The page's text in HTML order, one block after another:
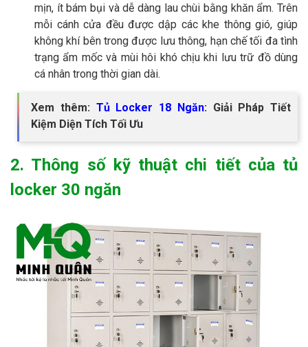
mịn, ít bám bụi và dễ dàng lau chùi bằng khăn ẩm. Trên
mỗi cánh cửa đều được dập các khe thông gió, giúp
không khí bên trong được lưu thông, hạn chế tối đa tình
trạng ẩm mốc và mùi hôi khó chịu khi lưu trữ đồ dùng
cá nhân trong thời gian dài.
Xem thêm: Tủ Locker 18 Ngăn: Giải Pháp Tiết
Kiệm Diện Tích Tối Ưu
2. Thông số kỹ thuật chi tiết của tủ
locker 30 ngăn